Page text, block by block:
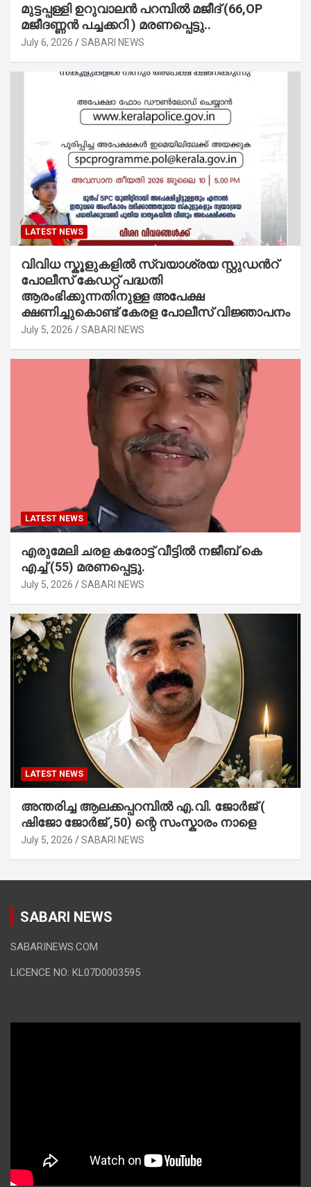
മുട്ടപ്പള്ളി ഉറുവാലൻ പറമ്പിൽ മജീദ് (66,OP
മജീദണ്ണൻ പച്ചക്കറി ) മരണപ്പെട്ടു..
July 6, 2026 SABARI NEWS
LATEST NEWS
വിവിധ സ്കൂളുകളില്‍ സ്വയാശ്രയ സ്റ്റുഡന്‍റ്
പോലീസ് കേഡറ്റ് പദ്ധതി
ആരംഭിക്കുന്നതിനുള്ള അപേക്ഷ
ക്ഷണിച്ചുകൊണ്ട് കേരള പോലീസ് വിജ്ഞാപനം
July 5, 2026 SABARI NEWS
LATEST NEWS
എരുമേലി ചരള കരോട്ട് വീട്ടിൽ നജീബ് കെ
എച്ച് (55) മരണപ്പെട്ടു.
July 5, 2026 SABARI NEWS
LATEST NEWS
അന്തരിച്ച ആ​ല​ക്ക​പ്പ​റമ്പിൽ​ എ.​വി. ജോ​ർ​ജ് (
ഷിജോ ജോർജ് ,50) ന്റെ സംസ്കാരം നാളെ
July 5, 2026 SABARI NEWS
SABARI NEWS
SABARINEWS.COM
LICENCE NO: KL07D0003595